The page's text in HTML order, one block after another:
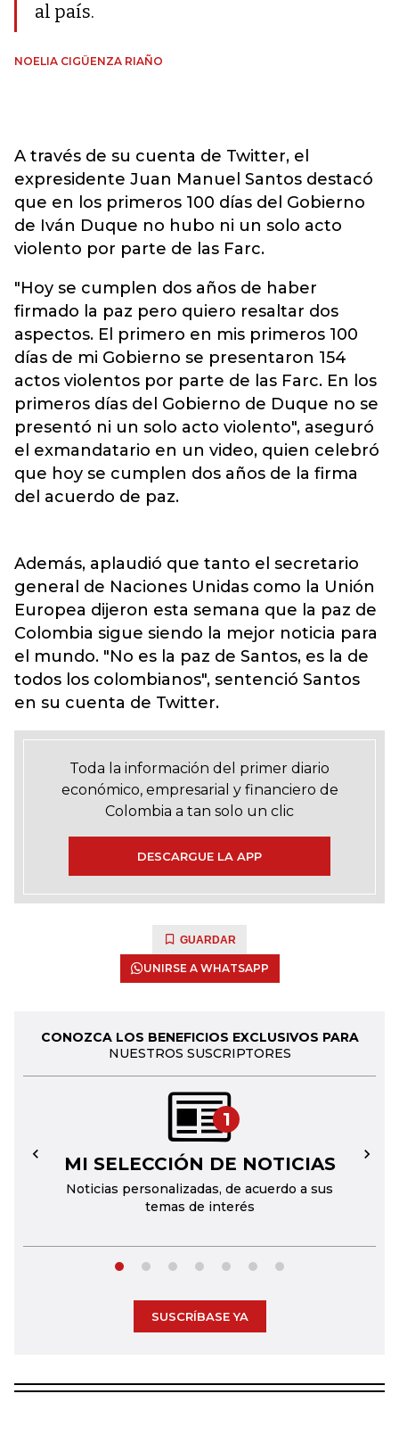
al país.
NOELIA CIGÜENZA RIAÑO
A través de su cuenta de Twitter, el
expresidente Juan Manuel Santos destacó
que en los primeros 100 días del Gobierno
de Iván Duque no hubo ni un solo acto
violento por parte de las Farc.
"Hoy se cumplen dos años de haber
firmado la paz pero quiero resaltar dos
aspectos. El primero en mis primeros 100
días de mi Gobierno se presentaron 154
actos violentos por parte de las Farc. En los
primeros días del Gobierno de Duque no se
presentó ni un solo acto violento", aseguró
el exmandatario en un video, quien celebró
que hoy se cumplen dos años de la firma
del acuerdo de paz.
Además, aplaudió que tanto el secretario
general de Naciones Unidas como la Unión
Europea dijeron esta semana que la paz de
Colombia sigue siendo la mejor noticia para
el mundo. "No es la paz de Santos, es la de
todos los colombianos", sentenció Santos
en su cuenta de Twitter.
Toda la información del primer diario
económico, empresarial y financiero de
Colombia a tan solo un clic
DESCARGUE LA APP
GUARDAR
UNIRSE A WHATSAPP
CONOZCA LOS BENEFICIOS EXCLUSIVOS PARA
NUESTROS SUSCRIPTORES
1
MI SELECCIÓN DE NOTICIAS
Noticias personalizadas, de acuerdo a sus
temas de interés
← →
SUSCRÍBASE YA